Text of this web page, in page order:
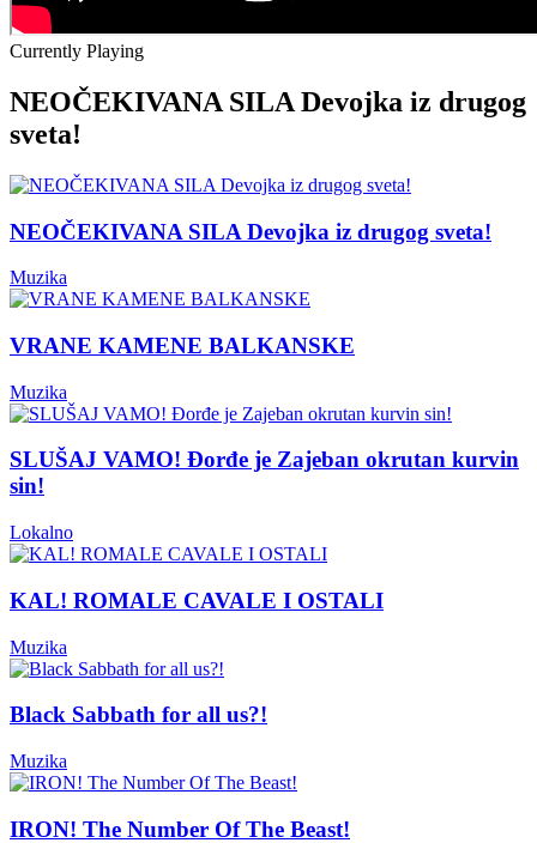
Currently Playing
NEOČEKIVANA SILA Devojka iz drugog
sveta!
NEOČEKIVANA SILA Devojka iz drugog sveta!
Muzika
VRANE KAMENE BALKANSKE
Muzika
SLUŠAJ VAMO! Đorđe je Zajeban okrutan kurvin
sin!
Lokalno
KAL! ROMALE CAVALE I OSTALI
Muzika
Black Sabbath for all us?!
Muzika
IRON! The Number Of The Beast!